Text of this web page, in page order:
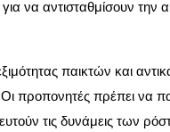
να αντισταθμίσουν την
παικτών και
προπονητές πρέπει να
τις δυνάμεις των